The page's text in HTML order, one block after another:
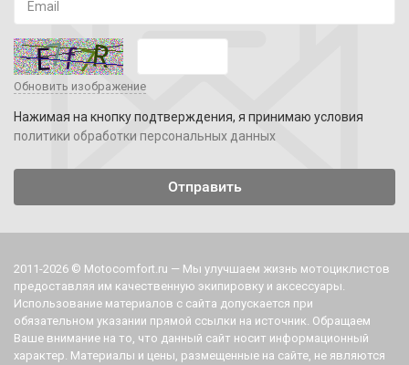
Обновить изображение
Нажимая на кнопку подтверждения, я принимаю условия
политики обработки персональных данных
2011-2026 © Motocomfort.ru — Мы улучшаем жизнь мотоциклистов
предоставляя им качественную экипировку и аксессуары.
Использование материалов с сайта допускается при
обязательном указании прямой ссылки на источник. Обращаем
Ваше внимание на то, что данный сайт носит информационный
характер. Материалы и цены, размещенные на сайте, не являются